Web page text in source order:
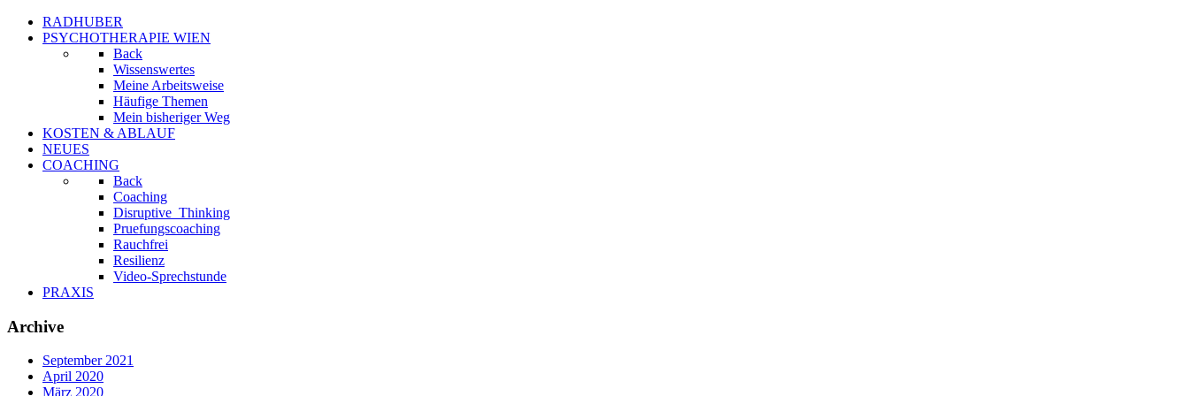
RADHUBER
PSYCHOTHERAPIE WIEN
Back
Wissenswertes
Meine Arbeitsweise
Häufige Themen
Mein bisheriger Weg
KOSTEN & ABLAUF
NEUES
COACHING
Back
Coaching
Disruptive_Thinking
Pruefungscoaching
Rauchfrei
Resilienz
Video-Sprechstunde
PRAXIS
Archive
September 2021
April 2020
März 2020